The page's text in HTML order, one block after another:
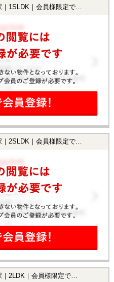
｜会員様限定で公開中！】
｜会員様限定で公開中！】
｜会員様限定で公開中！】